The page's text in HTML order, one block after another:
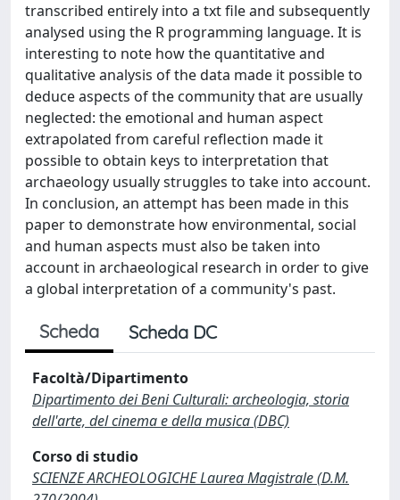
transcribed entirely into a txt file and subsequently
analysed using the R programming language. It is
interesting to note how the quantitative and
qualitative analysis of the data made it possible to
deduce aspects of the community that are usually
neglected: the emotional and human aspect
extrapolated from careful reflection made it
possible to obtain keys to interpretation that
archaeology usually struggles to take into account.
In conclusion, an attempt has been made in this
paper to demonstrate how environmental, social
and human aspects must also be taken into
account in archaeological research in order to give
a global interpretation of a community's past.
Scheda Scheda DC
Facoltà/Dipartimento
Dipartimento dei Beni Culturali: archeologia, storia
dell'arte, del cinema e della musica (DBC)
Corso di studio
SCIENZE ARCHEOLOGICHE Laurea Magistrale (D.M.